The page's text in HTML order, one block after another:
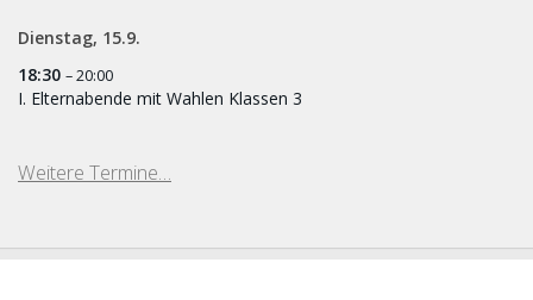
Dienstag, 15.9.
18:30 – 20:00
I. Elternabende mit Wahlen Klassen 3
Weitere Termine…